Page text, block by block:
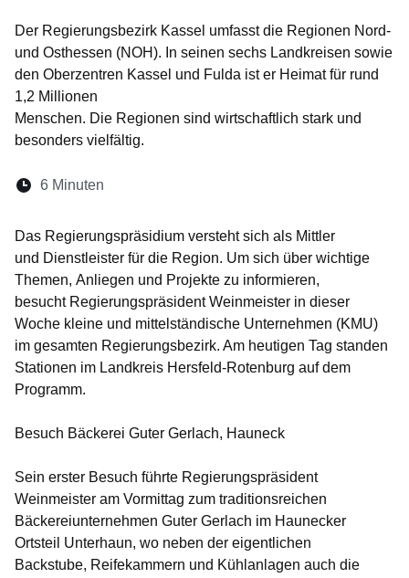
Der Regierungsbezirk Kassel umfasst die Regionen Nord-
und Osthessen (NOH). In seinen sechs Landkreisen sowie
den Oberzentren Kassel und Fulda ist er Heimat für rund
1,2 Millionen
Menschen. Die Regionen sind wirtschaftlich stark und
besonders vielfältig.
Lesedauer:
6 Minuten
Das Regierungspräsidium versteht sich als Mittler
und Dienstleister für die Region. Um sich über wichtige
Themen, Anliegen und Projekte zu informieren,
besucht Regierungspräsident Weinmeister in dieser
Woche kleine und mittelständische Unternehmen (KMU)
im gesamten Regierungsbezirk. Am heutigen Tag standen
Stationen im Landkreis Hersfeld-Rotenburg auf dem
Programm.
Besuch Bäckerei Guter Gerlach, Hauneck
Sein erster Besuch führte Regierungspräsident
Weinmeister am Vormittag zum traditionsreichen
Bäckereiunternehmen Guter Gerlach im Haunecker
Ortsteil Unterhaun, wo neben der eigentlichen
Backstube, Reifekammern und Kühlanlagen auch die